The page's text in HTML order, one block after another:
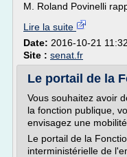
M. Roland Povinelli
Lire la suite
Date: 2016-10-21
Site : senat.fr
Le portail de la
Vous souhaitez avoir
la fonction publique,
envisagez une
Le portail de la
interministérielle de